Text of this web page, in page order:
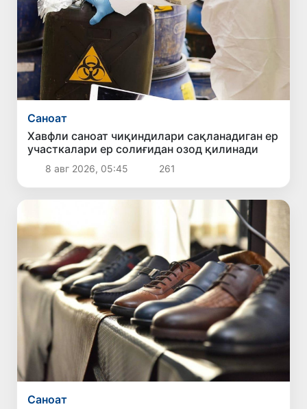
Саноат
Хавфли саноат чиқиндилари сақланадиган ер
участкалари ер солиғидан озод қилинади
8 авг 2026, 05:45 261
Саноат